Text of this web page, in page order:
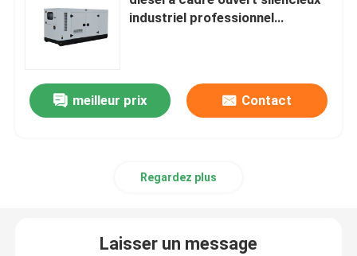
Générateur diesel de Yangdong
Générateur diesel de YUCHAI
Générateur diesel de SDEC
industriel professionnel
meilleur prix Contact
Regardez plus
Laisser un message